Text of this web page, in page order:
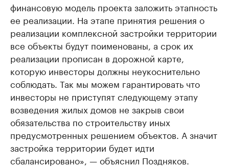
финансовую модель проекта заложить этапность
ее реализации. На этапе принятия решения о
реализации комплексной застройки территории
все объекты будут поименованы, а срок их
реализации прописан в дорожной карте,
которую инвесторы должны неукоснительно
соблюдать. Так мы можем гарантировать что
инвесторы не приступят следующему этапу
возведения жилых домов не закрыв свои
обязательства по строительству иных
предусмотренных решением объектов. А значит
застройка территории будет идти
сбалансировано», — объяснил Поздняков.